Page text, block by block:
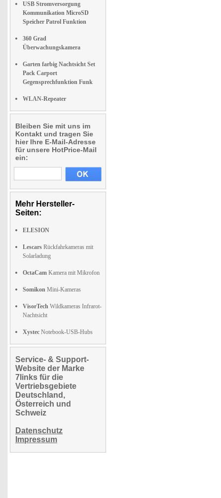
USB Stromversorgung
Kommunikation MicroSD
Speicher Patrol Funktion
360 Grad
Überwachungskamera
Garten farbig Nachtsicht Set
Pack Carport
Gegensprechfunktion Funk
WLAN-Repeater
Bleiben Sie mit uns im
Kontakt und tragen Sie
hier Ihre E-Mail-Adresse
für unsere HotPrice-Mail
ein:
Mehr Hersteller-
Seiten:
ELESION
Lescars Rückfahrkameras mit
Solarladung
OctaCam Kamera mit Mikrofon
Somikon Mini-Kameras
VisorTech Wildkameras Infrarot-
Nachtsicht
Xystec Notebook-USB-Hubs
Service- & Support-
Website der Marke
7links für die
Vertriebsgebiete
Deutschland,
Österreich und
Schweiz
Datenschutz
Impressum